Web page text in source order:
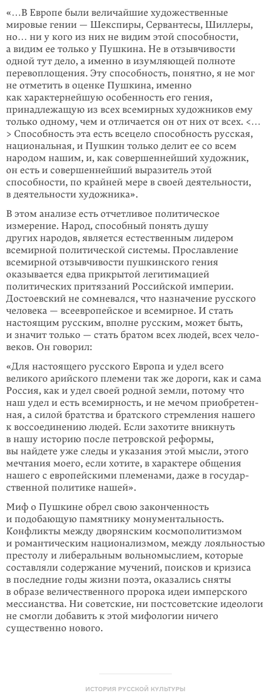
«…В Европе были величайшие художественные
мировые гении — Шекспиры, Сервантесы, Шиллеры,
но… ни у кого из них не видим этой способности,
а видим ее только у Пушкина. Не в отзывчивости
одной тут дело, а именно в изумляющей полноте
перевоплощения. Эту спо­собность, понятно, я не мог
не отметить в оценке Пушкина, именно
как характернейшую особенность его гения,
принадлежащую из всех всемирных художников ему
только одному, чем и отличается он от них от всех. <…
> Способность эта есть всецело способность русская,
нацио­нальная, и Пушкин только делит ее со всем
народом нашим, и, как со­вер­шеннейший художник,
он есть и совершеннейший выразитель этой
способности, по крайней мере в своей деятельности,
в деятельности худож­ника».
В этом анализе есть отчетливое политическое
измерение. Народ, способный понять душу
других народов, является естественным лидером
всемирной политической системы. Прославление
всемирной отзывчивости пушкинского гения
оказывается едва прикрытой легитимацией
политических притязаний Российской империи.
Достоевский не сомневался, что назначение русского
человека — всеевропейское и всемирное. И стать
настоящим русским, вполне русским, может быть,
и значит только — стать братом всех людей, всех чело­
веков. Он говорил:
«Для настоящего русского Европа и удел всего
великого арийского племени так же дороги, как и сама
Россия, как и удел своей родной земли, потому что
наш удел и есть всемирность, и не мечом приобре­тен­
ная, а силой братства и братского стремления нашего
к воссоеди­не­нию людей. Если захотите вник­нуть
в нашу историю после петровской реформы,
вы найдете уже следы и ука­зания этой мысли, этого
мечтания моего, если хотите, в характере общения
нашего с европейскими племе­нами, даже в госу­дар­
ственной политике нашей».
Миф о Пушкине обрел свою законченность
и подобающую памятнику мону­ментальность.
Конфликты между дворянским космополитизмом
и роман­тическим национализмом, между лояльностью
престолу и либеральным вольномыслием, которые
составляли содержание мучений, поисков и кризиса
в последние годы жизни поэта, оказались сняты
в образе величественного про­рока идеи имперского
мессианства. Ни советские, ни постсоветские идеологи
не смогли добавить к этой мифологии ничего
существенно нового.
ИСТОРИЯ РУССКОЙ КУЛЬТУРЫ